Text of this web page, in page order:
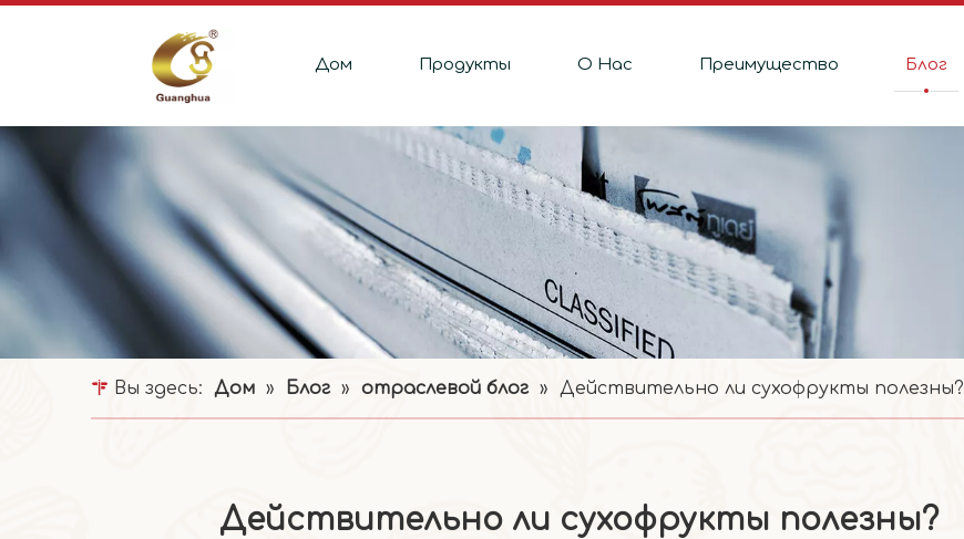
Дом Продукты О Hас Преимущество Блог
Вы здесь: Дом » Блог » отраслевой блог » Действительно ли сухофрукты полезны?
Действительно ли сухофрукты полезны?